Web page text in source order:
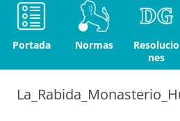
Portada Normas
Resolucio
nes